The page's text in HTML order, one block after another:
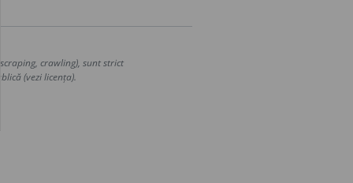
crawling), sunt strict
(vezi licența).